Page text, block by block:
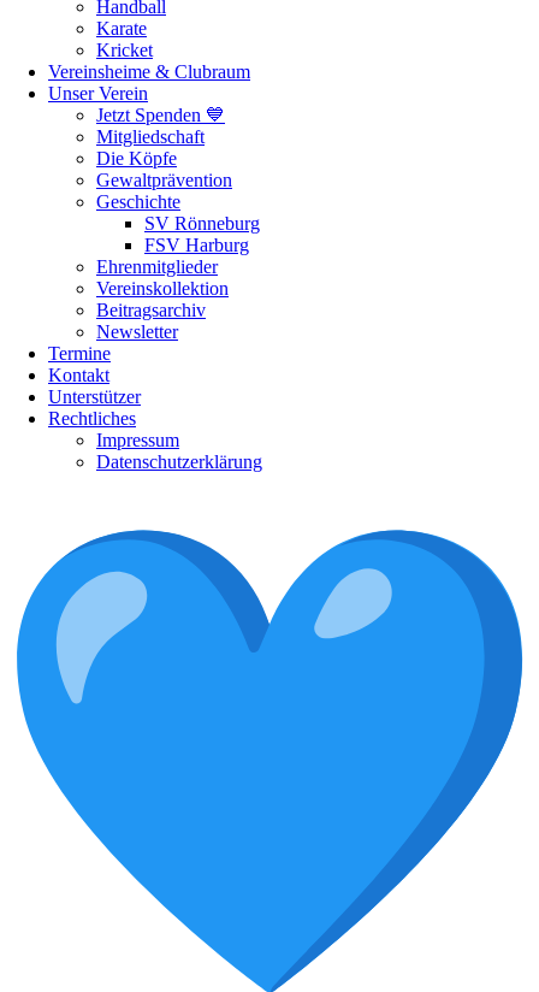
Handball
Karate
Kricket
Vereinsheime & Clubraum
Unser Verein
Jetzt Spenden 💙
Mitgliedschaft
Die Köpfe
Gewaltprävention
Geschichte
SV Rönneburg
FSV Harburg
Ehrenmitglieder
Vereinskollektion
Beitragsarchiv
Newsletter
Termine
Kontakt
Unterstützer
Rechtliches
Impressum
Datenschutzerklärung